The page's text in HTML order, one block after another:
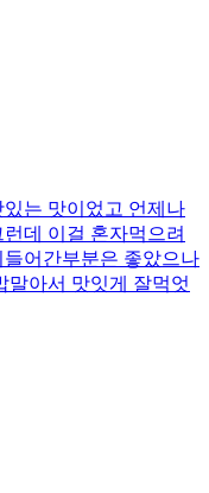
는 맛이었고 언제나
데 이걸 혼자먹으려
어간부분은 좋았으나
말아서 맛잇게 잘먹엇